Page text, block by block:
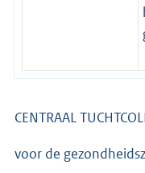
CENTRAAL
voor de